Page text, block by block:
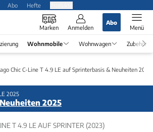
Abo Hefte
Marken Anmelden
Abo
Menü
Wohnmobile Wohnwagen Zubehör
Chic C-Line T 4.9 LE auf Sprinterbasis & Neuheiten 2023
2025
2025
T 4.9 LE AUF SPRINTER (2023)